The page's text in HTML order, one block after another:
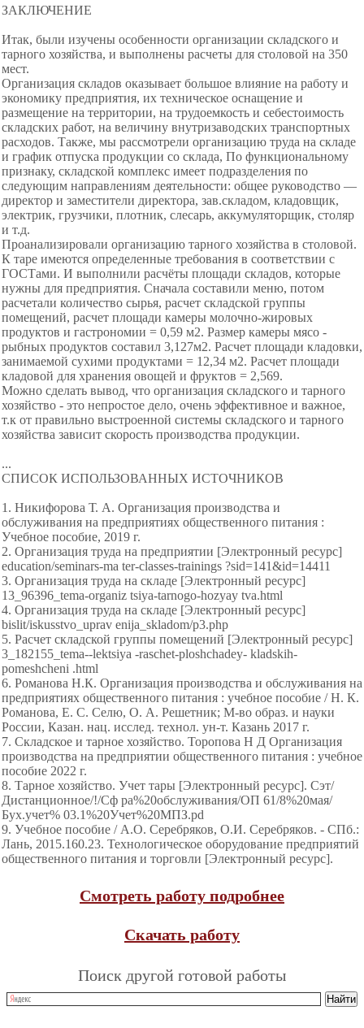
ЗАКЛЮЧЕНИЕ
Итак, были изучены особенности организации складского и
тарного хозяйства, и выполнены расчеты для столовой на 350
мест.
Организация складов оказывает большое влияние на работу и
экономику предприятия, их техническое оснащение и
размещение на территории, на трудоемкость и себестоимость
складских работ, на величину внутризаводских транспортных
расходов. Также, мы рассмотрели организацию труда на складе
и график отпуска продукции со склада, По функциональному
признаку, складской комплекс имеет подразделения по
следующим направлениям деятельности: общее руководство —
директор и заместители директора, зав.складом, кладовщик,
электрик, грузчики, плотник, слесарь, аккумуляторщик, столяр
и т.д.
Проанализировали организацию тарного хозяйства в столовой.
К таре имеются определенные требования в соответствии с
ГОСТами. И выполнили расчёты площади складов, которые
нужны для предприятия. Сначала составили меню, потом
расчетали количество сырья, расчет складской группы
помещений, расчет площади камеры молочно-жировых
продуктов и гастрономии = 0,59 м2. Размер камеры мясо -
рыбных продуктов составил 3,127м2. Расчет площади кладовки,
занимаемой сухими продуктами = 12,34 м2. Расчет площади
кладовой для хранения овощей и фруктов = 2,569.
Можно сделать вывод, что организация складского и тарного
хозяйство - это непростое дело, очень эффективное и важное,
т.к от правильно выстроенной системы складского и тарного
хозяйства зависит скорость производства продукции.
...
СПИСОК ИСПОЛЬЗОВАННЫХ ИСТОЧНИКОВ
1. Никифорова Т. А. Организация производства и
обслуживания на предприятиях общественного питания :
Учебное пособие, 2019 г.
2. Организация труда на предприятии [Электронный ресурс]
education/seminars-ma ter-classes-trainings ?sid=141&id=14411
3. Организация труда на складе [Электронный ресурс]
13_96396_tema-organiz tsiya-tarnogo-hozyay tva.html
4. Организация труда на складе [Электронный ресурс]
bislit/iskusstvo_uprav enija_skladom/p3.php
5. Расчет складской группы помещений [Электронный ресурс]
3_182155_tema--lektsiya -raschet-ploshchadey- kladskih-
pomeshcheni .html
6. Романова Н.К. Организация производства и обслуживания на
предприятиях общественного питания : учебное пособие / Н. К.
Романова, Е. С. Селю, О. А. Решетник; М-во образ. и науки
России, Казан. нац. исслед. технол. ун-т. Казань 2017 г.
7. Складское и тарное хозяйство. Торопова Н Д Организация
производства на предприятии общественного питания : учебное
пособие 2022 г.
8. Тарное хозяйство. Учет тары [Электронный ресурс]. Сэт/
Дистанционное/!/Сф ра%20обслуживания/ОП 61/8%20мая/
Бух.учет% 03.1%20Учет%20МПЗ.pd
9. Учебное пособие / А.О. Серебряков, О.И. Серебряков. - СПб.:
Лань, 2015.160.23. Технологическое оборудование предприятий
общественного питания и торговли [Электронный ресурс].
Смотреть работу подробнее
Скачать работу
Поиск другой готовой работы